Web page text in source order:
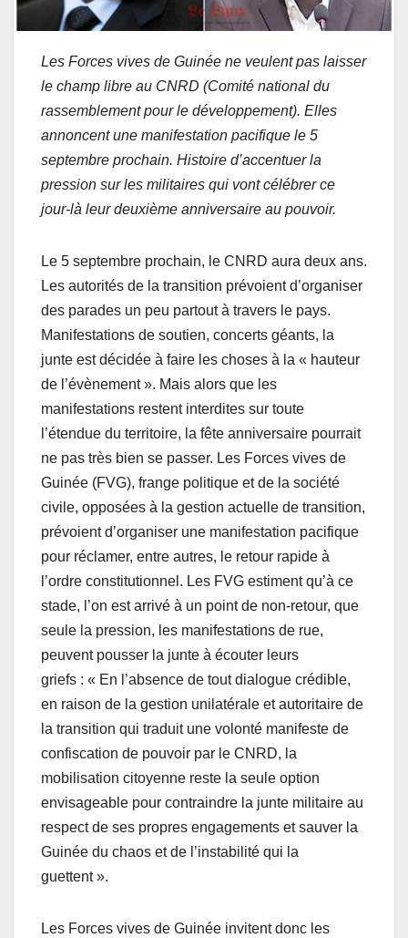
Les Forces vives de Guinée ne veulent pas laisser
le champ libre au CNRD (Comité national du
rassemblement pour le développement). Elles
annoncent une manifestation pacifique le 5
septembre prochain. Histoire d’accentuer la
pression sur les militaires qui vont célébrer ce
jour-là leur deuxième anniversaire au pouvoir.
Le 5 septembre prochain, le CNRD aura deux ans.
Les autorités de la transition prévoient d’organiser
des parades un peu partout à travers le pays.
Manifestations de soutien, concerts géants, la
junte est décidée à faire les choses à la « hauteur
de l’évènement ». Mais alors que les
manifestations restent interdites sur toute
l’étendue du territoire, la fête anniversaire pourrait
ne pas très bien se passer. Les Forces vives de
Guinée (FVG), frange politique et de la société
civile, opposées à la gestion actuelle de transition,
prévoient d’organiser une manifestation pacifique
pour réclamer, entre autres, le retour rapide à
l’ordre constitutionnel. Les FVG estiment qu’à ce
stade, l’on est arrivé à un point de non-retour, que
seule la pression, les manifestations de rue,
peuvent pousser la junte à écouter leurs
griefs : « En l’absence de tout dialogue crédible,
en raison de la gestion unilatérale et autoritaire de
la transition qui traduit une volonté manifeste de
confiscation de pouvoir par le CNRD, la
mobilisation citoyenne reste la seule option
envisageable pour contraindre la junte militaire au
respect de ses propres engagements et sauver la
Guinée du chaos et de l’instabilité qui la
guettent ».
Les Forces vives de Guinée invitent donc les